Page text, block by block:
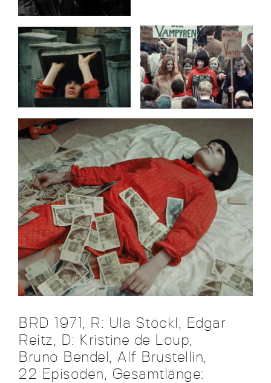
BRD 1971, R: Ula Stöckl, Edgar
Reitz, D: Kristine de Loup,
Bruno Bendel, Alf Brustellin,
22 Episoden, Gesamtlänge: